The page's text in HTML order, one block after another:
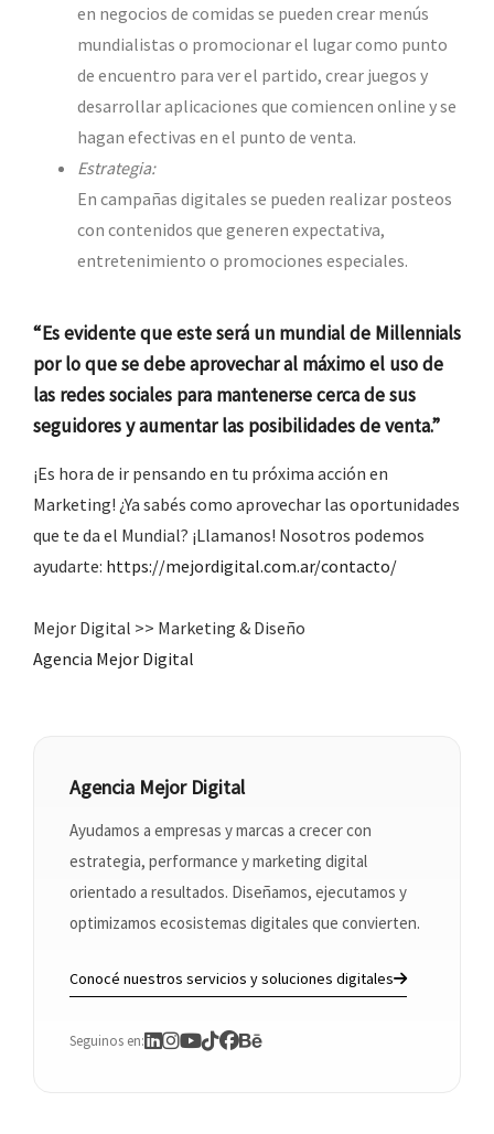
en negocios de comidas se pueden crear menús
mundialistas o promocionar el lugar como punto
de encuentro para ver el partido, crear juegos y
desarrollar aplicaciones que comiencen online y se
hagan efectivas en el punto de venta.
Estrategia:
En campañas digitales se pueden realizar posteos
con contenidos que generen expectativa,
entretenimiento o promociones especiales.
“Es evidente que este será un mundial de Millennials
por lo que se debe aprovechar al máximo el uso de
las redes sociales para mantenerse cerca de sus
seguidores y aumentar las posibilidades de venta.”
¡Es hora de ir pensando en tu próxima acción en
Marketing! ¿Ya sabés como aprovechar las oportunidades
que te da el Mundial? ¡Llamanos! Nosotros podemos
ayudarte: https://mejordigital.com.ar/contacto/
Mejor Digital >> Marketing & Diseño
Agencia Mejor Digital
Agencia Mejor Digital
Ayudamos a empresas y marcas a crecer con
estrategia, performance y marketing digital
orientado a resultados. Diseñamos, ejecutamos y
optimizamos ecosistemas digitales que convierten.
Conocé nuestros servicios y soluciones digitales
Seguinos en: